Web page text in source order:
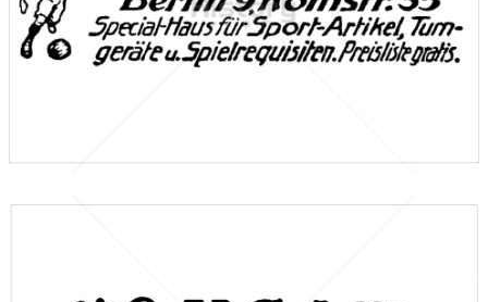
Sporthaus E. H. Schütze, Berlin
Sporthaus E. H. Schütze, Berlin
1912